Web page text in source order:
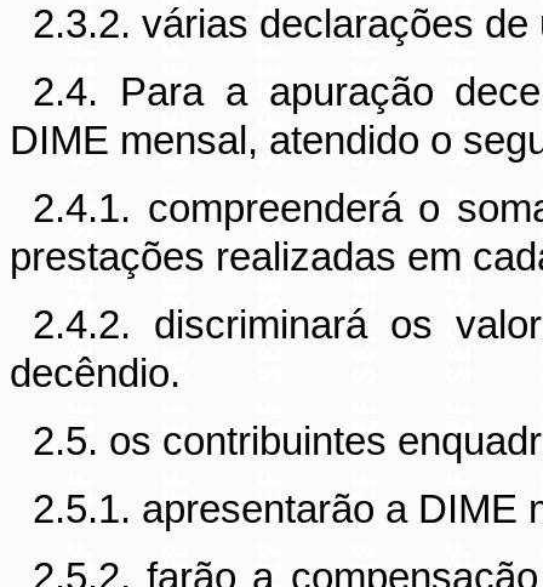
2.3.2. várias declarações
2.4. Para a apuração
DIME mensal, atendido o
2.4.1. compreenderá o
prestações realizadas em
2.4.2. discriminará os
decêndio.
2.5. os contribuintes
2.5.1. apresentarão a DIME
2.5.2. farão a